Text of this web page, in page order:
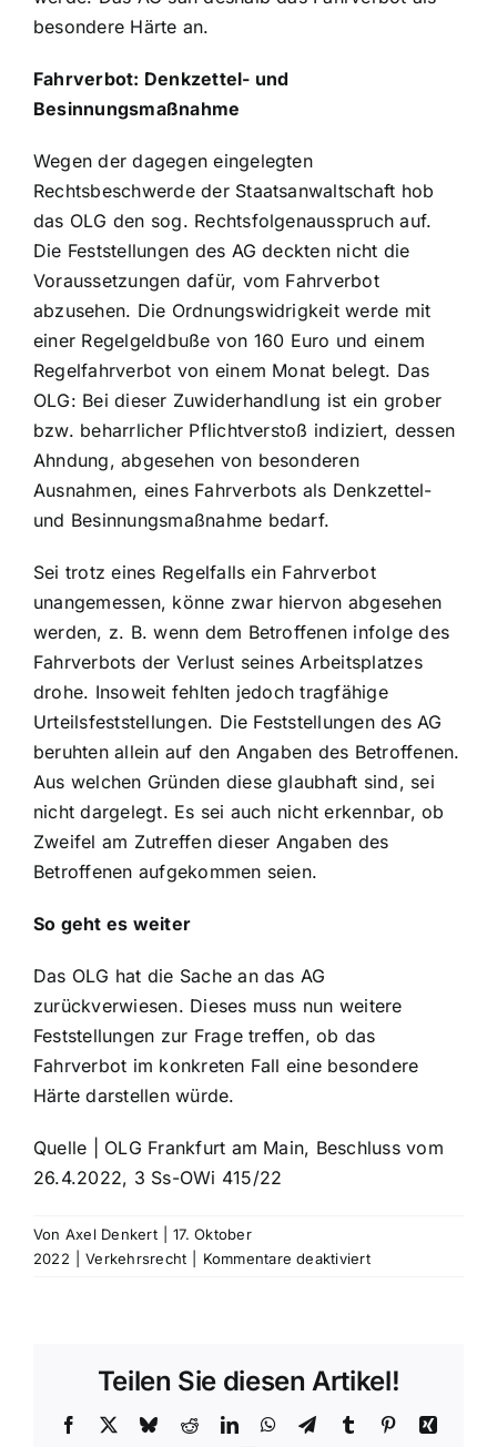
besondere Härte an.
Fahrverbot: Denkzettel- und
Besinnungsmaßnahme
Wegen der dagegen eingelegten
Rechtsbeschwerde der Staatsanwaltschaft hob
das OLG den sog. Rechtsfolgenausspruch auf.
Die Feststellungen des AG deckten nicht die
Voraussetzungen dafür, vom Fahrverbot
abzusehen. Die Ordnungswidrigkeit werde mit
einer Regelgeldbuße von 160 Euro und einem
Regelfahrverbot von einem Monat belegt. Das
OLG: Bei dieser Zuwiderhandlung ist ein grober
bzw. beharrlicher Pflichtverstoß indiziert, dessen
Ahndung, abgesehen von besonderen
Ausnahmen, eines Fahrverbots als Denkzettel-
und Besinnungsmaßnahme bedarf.
Sei trotz eines Regelfalls ein Fahrverbot
unangemessen, könne zwar hiervon abgesehen
werden, z. B. wenn dem Betroffenen infolge des
Fahrverbots der Verlust seines Arbeitsplatzes
drohe. Insoweit fehlten jedoch tragfähige
Urteilsfeststellungen. Die Feststellungen des AG
beruhten allein auf den Angaben des Betroffenen.
Aus welchen Gründen diese glaubhaft sind, sei
nicht dargelegt. Es sei auch nicht erkennbar, ob
Zweifel am Zutreffen dieser Angaben des
Betroffenen aufgekommen seien.
So geht es weiter
Das OLG hat die Sache an das AG
zurückverwiesen. Dieses muss nun weitere
Feststellungen zur Frage treffen, ob das
Fahrverbot im konkreten Fall eine besondere
Härte darstellen würde.
Quelle | OLG Frankfurt am Main, Beschluss vom
26.4.2022, 3 Ss-OWi 415/22
Von Axel Denkert
17. Oktober
2022
Verkehrsrecht Kommentare deaktiviertfür
schnell:
vom
Teilen Sie diesen Artikel!
Facebook BlueskyRedditLinkedInWhatsApp
TelegramTumblr PinterestXing